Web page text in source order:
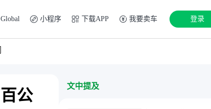
Global 小程序 下载APP 我要卖车 登录
公
文中提及